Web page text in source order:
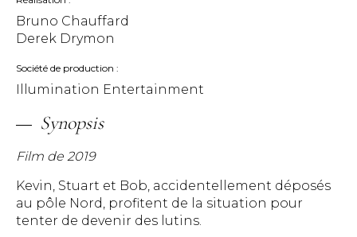
Bruno Chauffard
Derek Drymon
Société de production
Illumination Entertainment
Synopsis
Film de 2019
Kevin, Stuart et Bob, accidentellement déposés
au pôle Nord, profitent de la situation pour
tenter de devenir des lutins.